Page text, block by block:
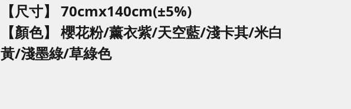
【尺寸】 70cmx140cm(±5%)
【顏色】 櫻花粉/薰衣紫/天空藍/淺卡其/米白
黃/淺墨綠/草綠色